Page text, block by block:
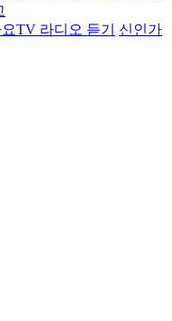
TV 라디오 듣기
신인가